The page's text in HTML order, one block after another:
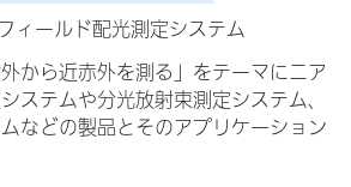
ィールド配光測定システム
から近赤外を測る」をテーマにニア
ステムや分光放射束測定システム、
などの製品とそのアプリケーション